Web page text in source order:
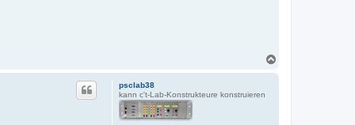
psclab38
kann c't-Lab-Konstrukteure konstruieren